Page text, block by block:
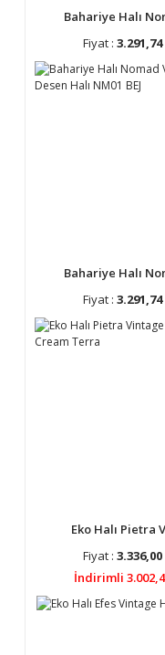
Bahariye Halı
Fiyat :
Bahariye Halı
Fiyat :
Eko Halı Pietra
Fiyat :
İndirimli